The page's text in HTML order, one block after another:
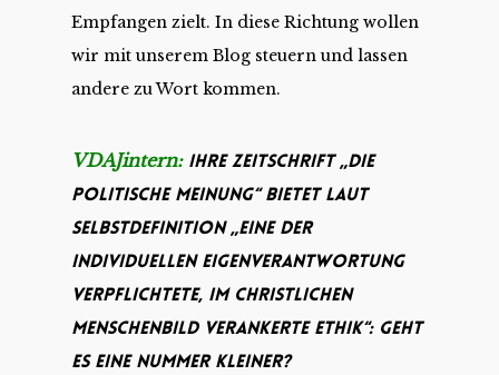
Empfangen zielt. In diese Richtung wollen
wir mit unserem Blog steuern und lassen
andere zu Wort kommen.
VDAJintern:Ihre Zeitschrift „Die
Politische Meinung“ bietet laut
Selbstdefinition „eine der
individuellen Eigenverantwortung
verpflichtete, im christlichen
Menschenbild verankerte Ethik“: Geht
es eine Nummer kleiner?